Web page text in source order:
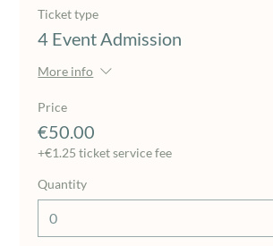
Ticket type
4 Event Admission
More info
Price
€50.00
+€1.25 ticket service fee
Quantity